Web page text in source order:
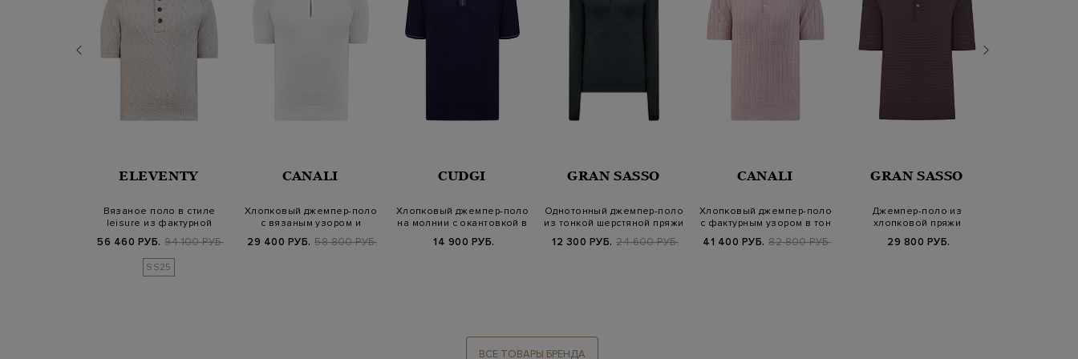
ELEVENTY
Вязаное поло в стиле
leisure из фактурной
56 460 РУБ. 94 100 РУБ.
SS25
CANALI
Хлопковый джемпер-поло
с вязаным узором и
29 400 РУБ. 58 800 РУБ.
CUDGI
Хлопковый джемпер-поло
на молнии с окантовкой в
14 900 РУБ.
GRAN SASSO
Однотонный джемпер-поло
из тонкой шерстяной пряжи
12 300 РУБ. 24 600 РУБ.
CANALI
Хлопковый джемпер-поло
с фактурным узором в тон
41 400 РУБ. 82 800 РУБ.
GRAN SASSO
Джемпер-поло из
хлопковой пряжи
29 800 РУБ.
ВСЕ ТОВАРЫ БРЕНДА